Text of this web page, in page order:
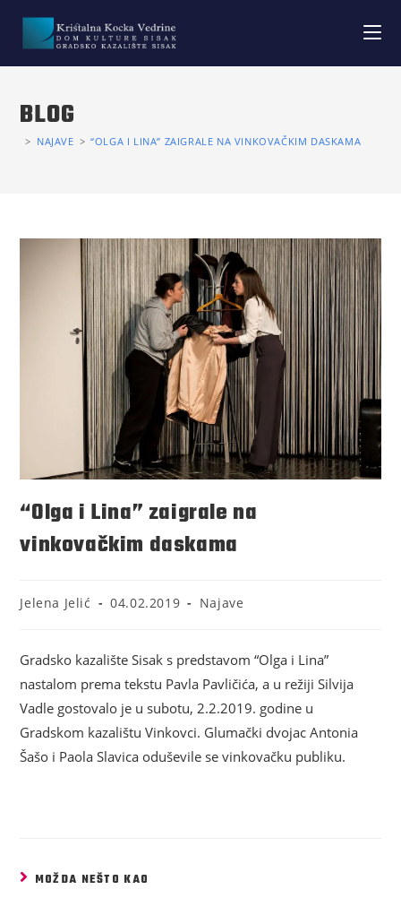
BLOG
> NAJAVE > “OLGA I LINA” ZAIGRALE NA VINKOVAČKIM DASKAMA
“Olga i Lina” zaigrale na
vinkovačkim daskama
Jelena Jelić 04.02.2019 Najave
Gradsko kazalište Sisak s predstavom “Olga i Lina”
nastalom prema tekstu Pavla Pavličića, a u režiji Silvija
Vadle gostovalo je u subotu, 2.2.2019. godine u
Gradskom kazalištu Vinkovci. Glumački dvojac Antonia
Šašo i Paola Slavica oduševile se vinkovačku publiku.
MOŽDA NEŠTO KAO